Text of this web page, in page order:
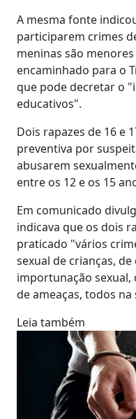
A mesma fonte
participarem crimes
meninas são
encaminhado para o
que pode decretar o
educativos".
Dois rapazes de 16 e
preventiva por
abusarem
entre os 12 e os 15
Em comunicado
indicava que os dois
praticado "vários
sexual de crianças,
importunação
de ameaças, todos
Leia também